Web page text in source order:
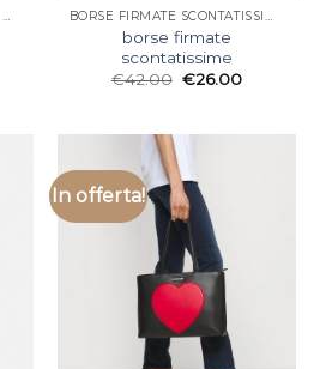
BORSE FIRMATE SCONTATISSIME BORSE FIRMATE SCONTATISSIME
borse firmate
scontatissime
€42.00 €26.00
In offerta!